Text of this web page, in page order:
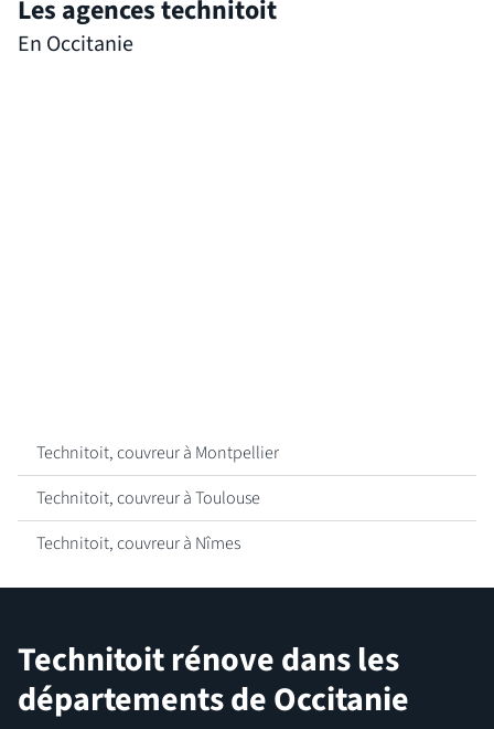
Les agences technitoit
En Occitanie
Technitoit, couvreur à Montpellier
Technitoit, couvreur à Toulouse
Technitoit, couvreur à Nîmes
Technitoit rénove dans les
départements de Occitanie